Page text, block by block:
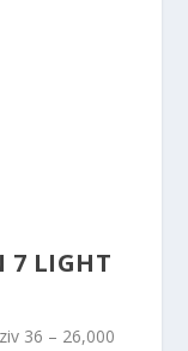
7 LIGHT
36 – 26,000